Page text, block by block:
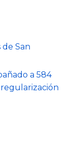
de San
a 584